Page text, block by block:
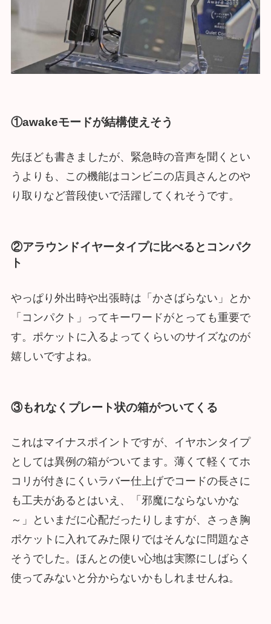
①awakeモードが結構使えそう
先ほども書きましたが、緊急時の音声を聞くとい
うよりも、この機能はコンビニの店員さんとのや
り取りなど普段使いで活躍してくれそうです。
②アラウンドイヤータイプに比べるとコンパク
ト
やっぱり外出時や出張時は「かさばらない」とか
「コンパクト」ってキーワードがとっても重要で
す。ポケットに入るよってくらいのサイズなのが
嬉しいですよね。
③もれなくプレート状の箱がついてくる
これはマイナスポイントですが、イヤホンタイプ
としては異例の箱がついてます。薄くて軽くてホ
コリが付きにくいラバー仕上げでコードの長さに
も工夫があるとはいえ、「邪魔にならないかな
～」といまだに心配だったりしますが、さっき胸
ポケットに入れてみた限りではそんなに問題なさ
そうでした。ほんとの使い心地は実際にしばらく
使ってみないと分からないかもしれませんね。